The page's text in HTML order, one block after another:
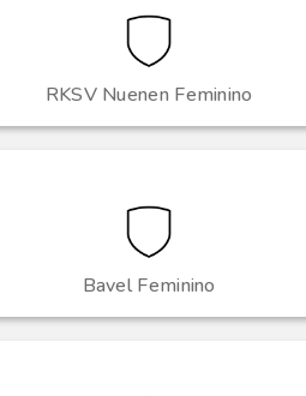
RKSV Nuenen Feminino
Bavel Feminino